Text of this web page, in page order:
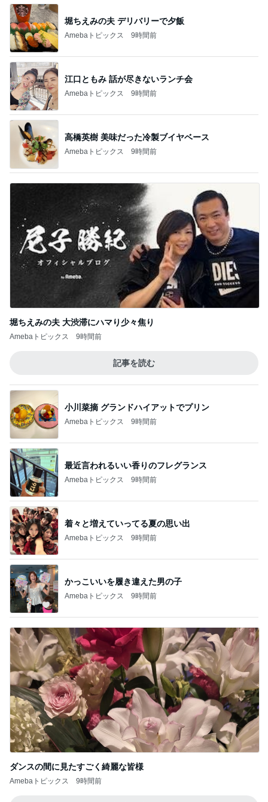
堀ちえみの夫 デリバリーで夕飯
Amebaトピックス 9時間前
江口ともみ 話が尽きないランチ会
Amebaトピックス 9時間前
高橋英樹 美味だった冷製ブイヤベース
Amebaトピックス 9時間前
堀ちえみの夫 大渋滞にハマり少々焦り
Amebaトピックス 9時間前
記事を読む
小川菜摘 グランドハイアットでプリン
Amebaトピックス 9時間前
最近言われるいい香りのフレグランス
Amebaトピックス 9時間前
着々と増えていってる夏の思い出
Amebaトピックス 9時間前
かっこいいを履き違えた男の子
Amebaトピックス 9時間前
ダンスの間に見たすごく綺麗な皆様
Amebaトピックス 9時間前